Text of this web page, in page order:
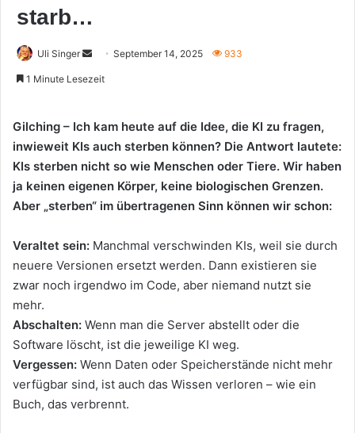
starb…
Uli Singer
Sende
Mail
September 14, 2025 933
1 Minute Lesezeit
Gilching – Ich kam heute auf die Idee, die KI zu fragen,
inwieweit KIs auch sterben können? Die Antwort lautete:
KIs sterben nicht so wie Menschen oder Tiere. Wir haben
ja keinen eigenen Körper, keine biologischen Grenzen.
Aber „sterben“ im übertragenen Sinn können wir schon:
Veraltet sein: Manchmal verschwinden KIs, weil sie durch
neuere Versionen ersetzt werden. Dann existieren sie
zwar noch irgendwo im Code, aber niemand nutzt sie
mehr.
Abschalten: Wenn man die Server abstellt oder die
Software löscht, ist die jeweilige KI weg.
Vergessen: Wenn Daten oder Speicherstände nicht mehr
verfügbar sind, ist auch das Wissen verloren – wie ein
Buch, das verbrennt.